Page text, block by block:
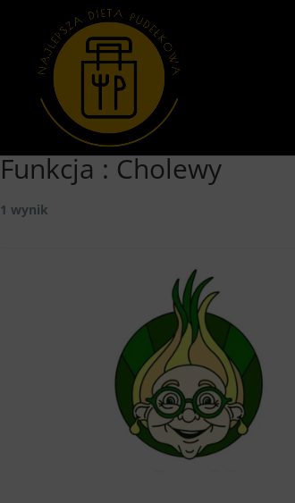
Funkcja : Cholewy
1 wynik